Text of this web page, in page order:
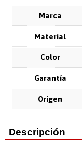
Marca
Material
Color
Garantía
Origen
Descripción